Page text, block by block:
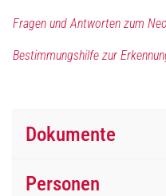
Fragen und Antworten zum
Bestimmungshilfe zur
Dokumente
Personen